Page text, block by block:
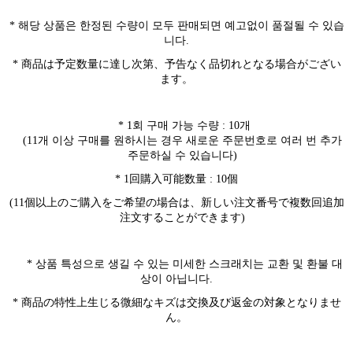
* 해당 상품은 한정된 수량이 모두 판매되면 예고없이 품절될 수 있습
니다.
* 商品は予定数量に達し次第、予告なく品切れとなる場合がござい
ます。
* 1회 구매 가능 수량 : 10개
(11개 이상 구매를 원하시는 경우 새로운 주문번호로 여러 번 추가
주문하실 수 있습니다)
* 1回購入可能数量 : 10個
(11個以上のご購入をご希望の場合は、新しい注文番号で複数回追加
注文することができます)
* 상품 특성으로 생길 수 있는 미세한 스크래치는 교환 및 환불 대
상이 아닙니다
* 商品の特性上生じる微細なキズは交換及び返金の対象となりませ
ん。